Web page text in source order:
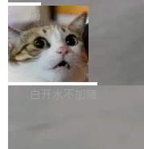
了。 闲置的 cell 会休眠
l 迁移或唤醒时，新宿主
库继续执行。存储库是持
例如iQOO Z11i、
te 17 Pro、OPPO K15
样的次旗舰。 Galaxy Z
Z Flip8三款折叠屏新机均
部搭载骁龙8 Elite Gen5
个在 git commit 之间记
本控制系统。目前处于
ltaDB 的核心思路直接写
眼的位置：「Software is
mits」——软件是在
局
SpaceXAI 单季资本开
根据风险投资人Tomer
析）披露的最新分析与第
白开水不加糖